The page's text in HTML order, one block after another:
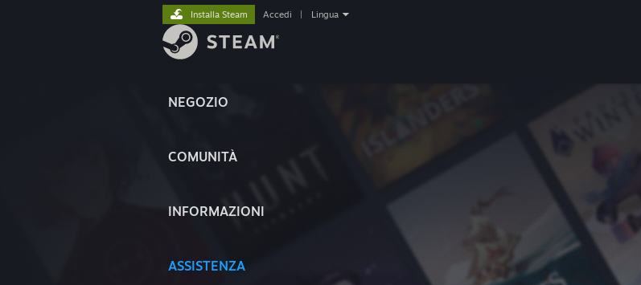
NEGOZIO
COMUNITÀ
INFORMAZIONI
ASSISTENZA
Installa Steam Accedi Lingua